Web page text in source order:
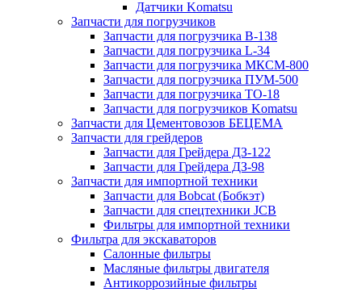
Датчики Komatsu
Запчасти для погрузчиков
Запчасти для погрузчика B-138
Запчасти для погрузчика L-34
Запчасти для погрузчика МКСМ-800
Запчасти для погрузчика ПУМ-500
Запчасти для погрузчика ТО-18
Запчасти для погрузчиков Komatsu
Запчасти для Цементовозов БЕЦЕМА
Запчасти для грейдеров
Запчасти для Грейдера ДЗ-122
Запчасти для Грейдера ДЗ-98
Запчасти для импортной техники
Запчасти для Bobcat (Бобкэт)
Запчасти для спецтехники JCB
Фильтры для импортной техники
Фильтра для экскаваторов
Салонные фильтры
Масляные фильтры двигателя
Антикоррозийные фильтры